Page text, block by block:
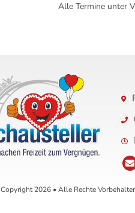
Alle Termine unter
Copyright 2026 • Alle Rechte